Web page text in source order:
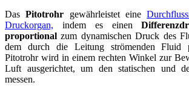
Das Pitotrohr gewährleistet eine
Druckorgan, indem es einen
proportional zum dynamischen Druck des
dem durch die Leitung strömenden Fluid
Pitotrohr wird in einem rechten Winkel zur
Luft ausgerichtet, um den statischen und
messen.